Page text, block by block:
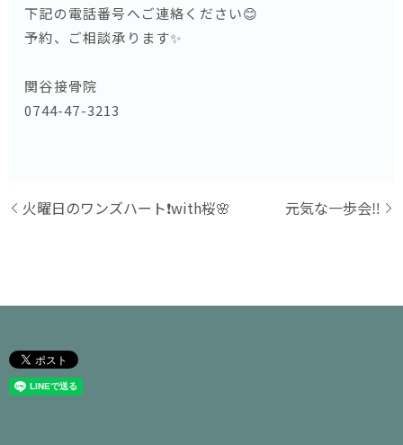
下記の電話番号へご連絡ください😊
予約、ご相談承ります✨
関谷接骨院
0744-47-3213
火曜日のワンズハート❗️with桜🌸 元気な一歩会‼️